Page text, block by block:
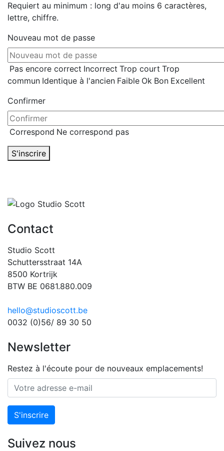
Requiert au minimum : long d'au moins 6 caractères,
lettre, chiffre.
Nouveau mot de passe
Pas encore correct Incorrect Trop court Trop
commun Identique à l'ancien Faible Ok Bon Excellent
Confirmer
Correspond Ne correspond pas
S'inscrire
Contact
Studio Scott
Schuttersstraat 14A
8500 Kortrijk
BTW BE 0681.880.009
hello@studioscott.be
0032 (0)56/ 89 30 50
Newsletter
Restez à l'écoute pour de nouveaux emplacements!
S'inscrire
Suivez nous